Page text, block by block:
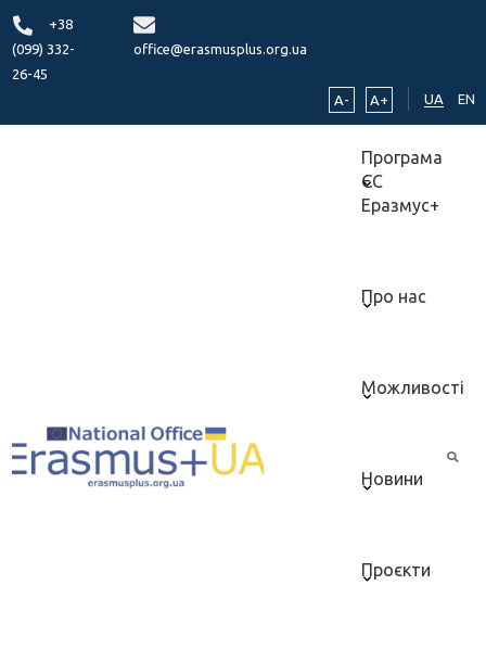
+38
(099) 332-
26-45
office@erasmusplus.org.ua
A- A+ UA EN
Програма
ЄС
Еразмус+
Про нас
Можливості
Новини
Проєкти